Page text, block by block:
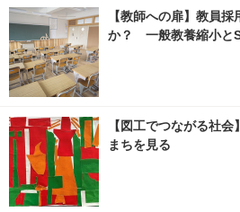
【教師への扉】教員
か？ 一般教養縮小と
【図工でつながる社会
まちを見る